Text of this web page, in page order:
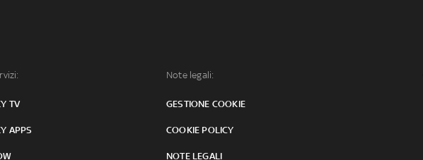
TV
APPS
Note legali:
GESTIONE COOKIE
COOKIE POLICY
NOTE LEGALI